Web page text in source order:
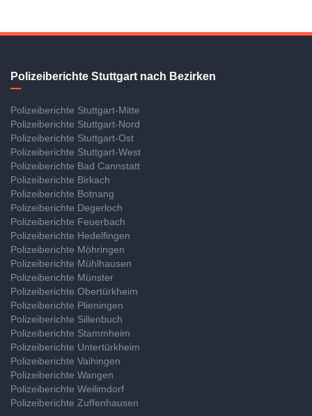
Polizeiberichte Stuttgart nach Bezirken
Polizeiberichte Stuttgart-Mitte
Polizeiberichte Stuttgart-Nord
Polizeiberichte Stuttgart-Ost
Polizeiberichte Stuttgart-West
Polizeiberichte Bad Cannstatt
Polizeiberichte Birkach
Polizeiberichte Botnang
Polizeiberichte Degerloch
Polizeiberichte Feuerbach
Polizeiberichte Hedelfingen
Polizeiberichte Möhringen
Polizeiberichte Mühlhausen
Polizeiberichte Münster
Polizeiberichte Obertürkheim
Polizeiberichte Plieningen
Polizeiberichte Sillenbuch
Polizeiberichte Stammheim
Polizeiberichte Untertürkheim
Polizeiberichte Vaihingen
Polizeiberichte Wangen
Polizeiberichte Weilimdorf
Polizeiberichte Zuffenhausen